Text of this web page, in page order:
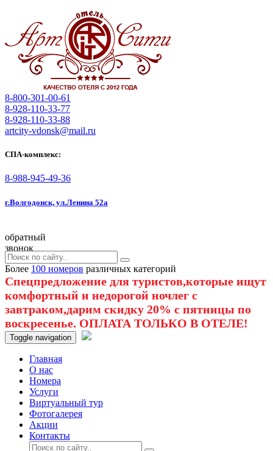
8-800-301-00-61
8-928-110-33-77
8-928-110-33-88
artcity-vdonsk@mail.ru
СПА-комплекс:
8-988-945-49-36
г.Волгодонск, ул.Ленина 52а
обратный
звонок
Более 100 номеров различных категорий
Спецпредложение для туристов,которые ищут
комфортный и недорогой ночлег с
завтраком,дарим скидку 20% с пятницы по
воскресенье. ОПЛАТА ТОЛЬКО В ОТЕЛЕ!
Toggle navigation
Главная
O нас
Номера
Услуги
Виртуальный тур
Фотогалерея
Акции
Контакты